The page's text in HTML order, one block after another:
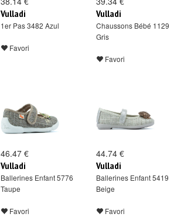
Vulladi
1er Pas 3482 Azul
Favori
Vulladi
Chaussons Bébé 1129
Gris
Favori
46.47 €
Vulladi
Ballerines Enfant 5776
Taupe
Favori
44.74 €
Vulladi
Ballerines Enfant 5419
Beige
Favori